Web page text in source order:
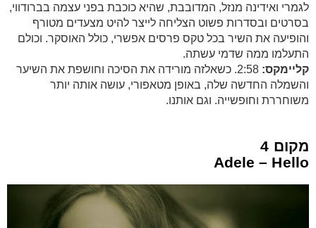
לגמרי ואידינה מנזל, המדובבת, שהיא כוכבת בפני עצמה בברודווי,
בסרטים ובסדרות פשוט הצליחה לייצר להיט מצעדים מטורף
והופיעה את השיר בכל טקס פרסים אפשרי, כולל האוסקר. וכולם
התעלמו ממה שדמי עשתה.
קליימקס:
2:58. כשאלזה מורידה את הסיכה וחושפת את השיער
והשמלה החדשה שלה, באופן מטאפורי, עושה אותה יותר
משוחררת וחופשייה. וגם אותנו.
מקום 4
Adele – Hello